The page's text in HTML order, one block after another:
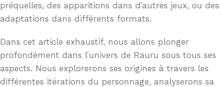
préquelles, des apparitions dans d’autres jeux, ou des
adaptations dans différents formats.
Dans cet article exhaustif, nous allons plonger
profondément dans l’univers de Rauru sous tous ses
aspects. Nous explorerons ses origines à travers les
différentes itérations du personnage, analyserons sa